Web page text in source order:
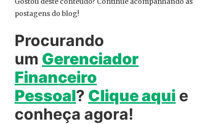
postagens do blog!
Procurando
um Gerenciador
Financeiro
Pessoal? Clique aqui e
conheça agora!